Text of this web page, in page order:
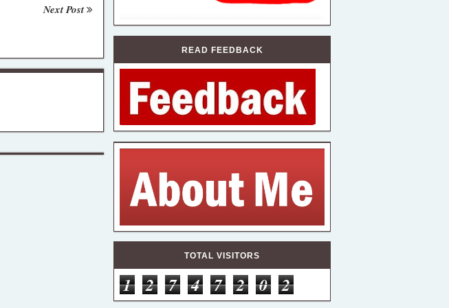
Next Post
READ FEEDBACK
TOTAL VISITORS
1 2 7 4 7 2 0 2